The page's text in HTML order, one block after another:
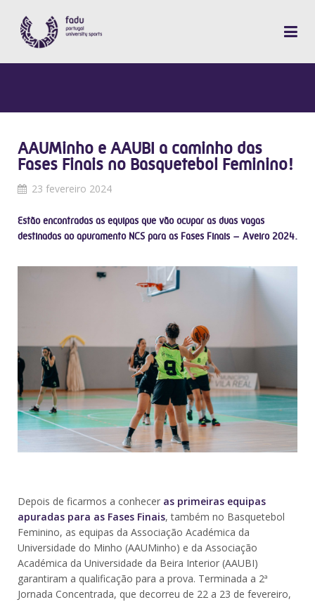
AAUMinho e AAUBI a caminho das
Fases Finais no Basquetebol Feminino!
23 fevereiro 2024
Estão encontradas as equipas que vão ocupar as duas vagas
destinadas ao apuramento NCS para as Fases Finais – Aveiro 2024.
Depois de ficarmos a conhecer as primeiras equipas
apuradas para as Fases Finais, também no Basquetebol
Feminino, as equipas da Associação Académica da
Universidade do Minho (AAUMinho) e da Associação
Académica da Universidade da Beira Interior (AAUBI)
garantiram a qualificação para a prova. Terminada a 2ª
Jornada Concentrada, que decorreu de 22 a 23 de fevereiro,